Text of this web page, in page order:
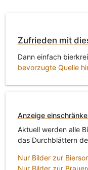
Zufrieden mit
Dann einfach
bevorzugte Quelle
Anzeige
Aktuell werden alle
das Durchblättern
Nur Bilder zur
Nur Bilder zur